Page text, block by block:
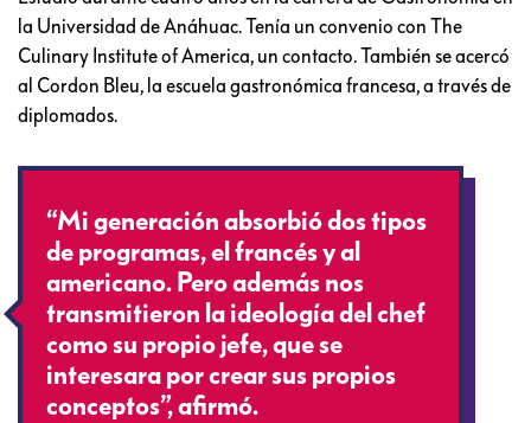
la Universidad de Anáhuac. Tenía un convenio con The
Culinary Institute of America, un contacto. También se acercó
al Cordon Bleu, la escuela gastronómica francesa, a través de
diplomados.
“Mi generación absorbió dos tipos
de programas, el francés y al
americano. Pero además nos
transmitieron la ideología del chef
como su propio jefe, que se
interesara por crear sus propios
conceptos”, afirmó.